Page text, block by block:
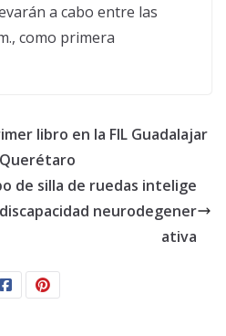
a cabo entre las
como primera
libro en la FIL Guadalajar
de silla de ruedas intelige
neurodegener
ativa